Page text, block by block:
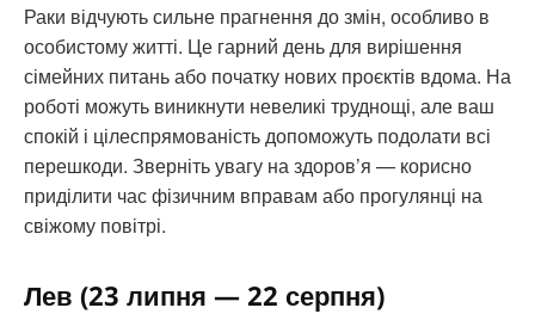
Раки відчують сильне прагнення до змін, особливо в
особистому житті. Це гарний день для вирішення
сімейних питань або початку нових проєктів вдома. На
роботі можуть виникнути невеликі труднощі, але ваш
спокій і цілеспрямованість допоможуть подолати всі
перешкоди. Зверніть увагу на здоров’я — корисно
приділити час фізичним вправам або прогулянці на
свіжому повітрі.
Лев (23 липня — 22 серпня)